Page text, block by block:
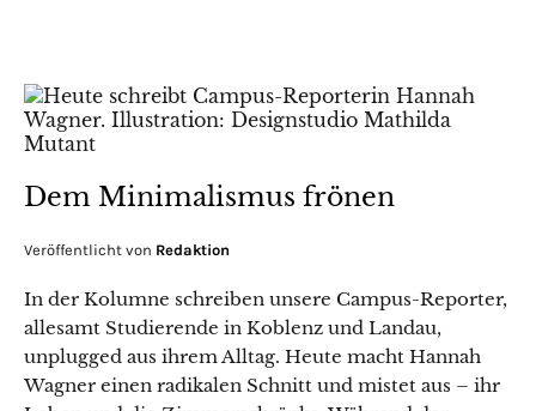
Dem Minimalismus frönen
Veröffentlicht von Redaktion
In der Kolumne schreiben unsere Campus-Reporter,
allesamt Studierende in Koblenz und Landau,
unplugged aus ihrem Alltag. Heute macht Hannah
Wagner einen radikalen Schnitt und mistet aus – ihr